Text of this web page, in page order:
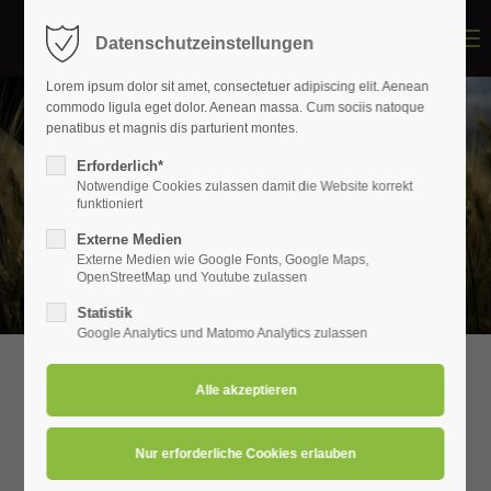
Login
Benutzername
Passwort
Anmelden
Register|Lost your password?
Support
Lorem ipsum dolor sit amet:
KNICKPFLEGE
PUTZEN ODER AUF
Datenschutzeinstellungen
Lorem ipsum dolor sit amet, consectetuer adipiscing elit. Aenean
commodo ligula eget dolor. Aenean massa. Cum sociis natoque
penatibus et magnis dis parturient montes.
Erforderlich*
Notwendige Cookies zulassen damit die Website korrekt
funktioniert
Externe Medien
Externe Medien wie Google Fonts, Google Maps,
OpenStreetMap und Youtube zulassen
Statistik
Google Analytics und Matomo Analytics zulassen